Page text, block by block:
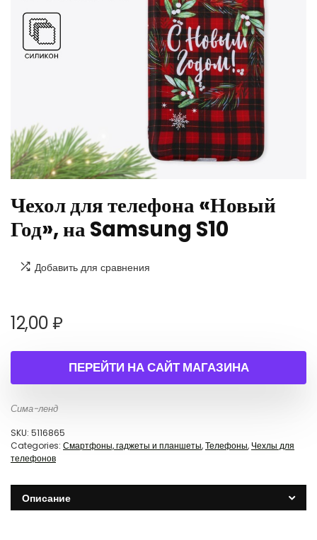
Чехол для телефона «Новый
Год», на Samsung S10
Добавить для сравнения
12,00₽
ПЕРЕЙТИ НА САЙТ МАГАЗИНА
Сима-ленд
SKU: 5116865
Categories: Смартфоны, гаджеты и планшеты,Телефоны, Чехлы для
телефонов
Описание